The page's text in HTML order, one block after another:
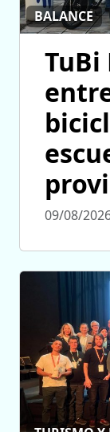
BALANCE
TuBi
09/08/